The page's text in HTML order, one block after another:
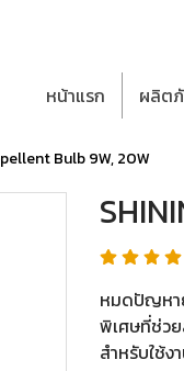
หน้าแรก ผลิต
Bulb 9W, 20W
หมดปัญหา
พิเศษที่ช่วย
สำหรับใช้ง